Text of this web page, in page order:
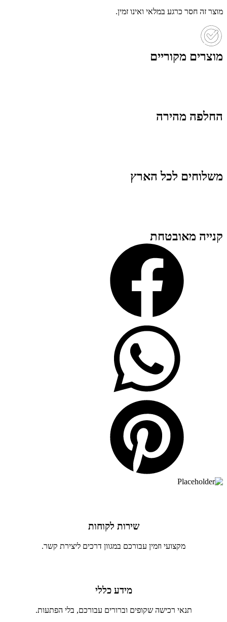
מוצר זה חסר כרגע במלאי ואינו זמין.
מוצרים מקוריים
החלפה מהירה
משלוחים לכל הארץ
קנייה מאובטחת
שירות לקוחות
מקצועי וזמין עבורכם במגוון דרכים ליצירת קשר.
מידע כללי
תנאי רכישה שקופים וברורים עבורכם, בלי הפתעות.